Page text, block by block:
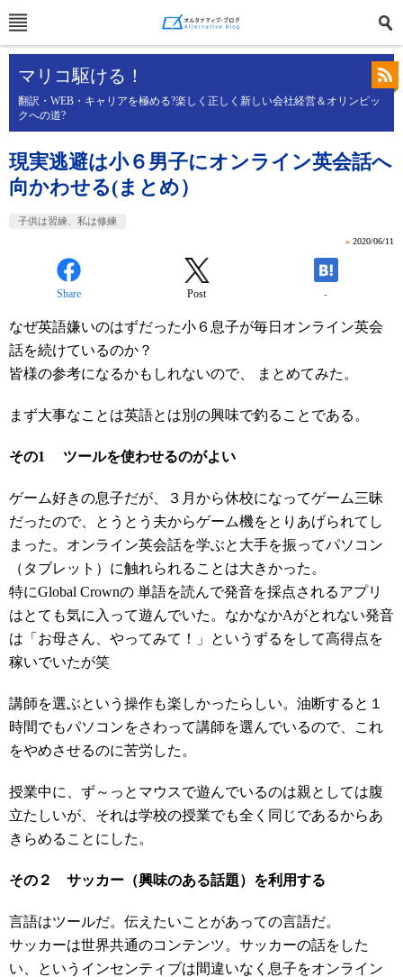
マリコ駆ける！
翻訳・WEB・キャリアを極める?楽しく正しく新しい会社経営＆オリンピッ
クへの道?
現実逃避は小６男子にオンライン英会話へ
向かわせる(まとめ）
子供は習練、私は修練
» 2020/06/11
Share Post -
なぜ英語嫌いのはずだった小６息子が毎日オンライン英会
話を続けているのか？
皆様の参考になるかもしれないので、 まとめてみた。
まず大事なことは英語とは別の興味で釣ることである。
その1 ツールを使わせるのがよい
ゲーム好きの息子だが、３月から休校になってゲーム三昧
だったので、とうとう夫からゲーム機をとりあげられてし
まった。オンライン英会話を学ぶと大手を振ってパソコン
（タブレット）に触れられることは大きかった。
特にGlobal Crownの 単語を読んで発音を採点されるアプリ
はとても気に入って遊んでいた。なかなかAがとれない発音
は「お母さん、やってみて！」というずるをして高得点を
稼いでいたが笑
講師を選ぶという操作も楽しかったらしい。油断すると１
時間でもパソコンをさわって講師を選んでいるので、これ
をやめさせるのに苦労した。
授業中に、ず～っとマウスで遊んでいるのは親としては腹
立たしいが、それは学校の授業でも全く同じであるからあ
きらめることにした。
その２ サッカー（興味のある話題）を利用する
言語はツールだ。伝えたいことがあっての言語だ。
サッカーは世界共通のコンテンツ。サッカーの話をした
い、というインセンティブは間違いなく息子をオンライン